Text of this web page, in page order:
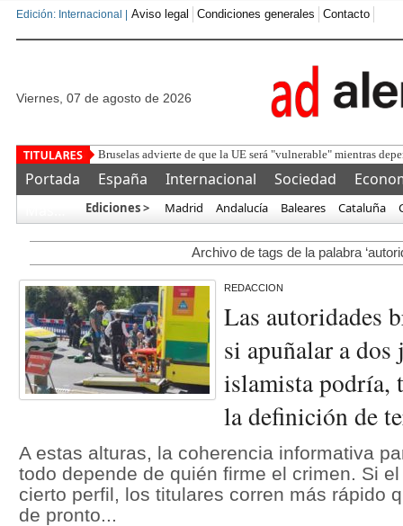
Edición: Internacional | Aviso legal Condiciones generales Contacto
viernes, 07 de agosto de 2026
Detenido un marroquí tr
Portada España Internacional Sociedad
Ediciones > Madrid Andalucía Baleares Cataluña
Archivo de tags de la palabra
REDACCION
Las autoridades
si apuñalar a
islamista podría,
la definición de
A estas alturas, la coherencia informativa
todo depende de quién firme el crimen. Si
cierto perfil, los titulares corren más rápido
de pronto...